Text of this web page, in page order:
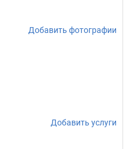
Добавить фотографии
Добавить услуги